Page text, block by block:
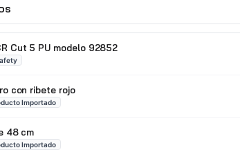
Cut 5 PU modelo 92852
con ribete rojo
Importado
48 cm
Importado